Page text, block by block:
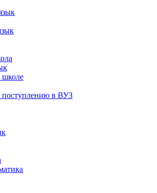
школе
поступлению в ВУЗ